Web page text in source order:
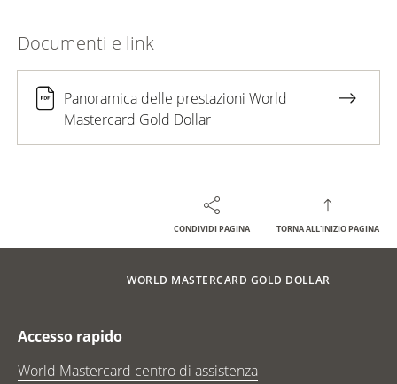
Documenti e link
Panoramica delle prestazioni World
Mastercard Gold Dollar
CONDIVIDI PAGINA TORNA ALL'INIZIO PAGINA
WORLD MASTERCARD GOLD DOLLAR
Footer Navigation
Accesso rapido
World Mastercard centro di assistenza